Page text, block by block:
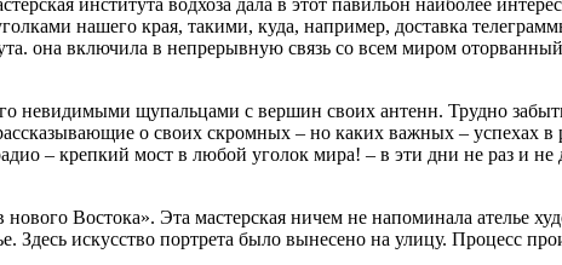
института водхоза дала в этот павильон наиболее
нашего края, такими, куда, например, доставка
она включила в непрерывную связь со всем миром
невидимыми щупальцами с вершин своих антенн. Трудно
о своих скромных – но каких важных – успехах в
– крепкий мост в любой уголок мира! – в эти дни не раз и не
Востока». Эта мастерская ничем не напоминала ателье
искусство портрета было вынесено на улицу. Процесс